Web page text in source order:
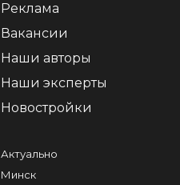
Реклама
Вакансии
Наши авторы
Наши эксперты
Новостройки
Актуально
Минск